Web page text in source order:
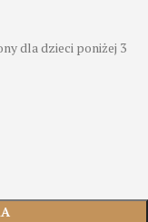
dla dzieci poniżej 3